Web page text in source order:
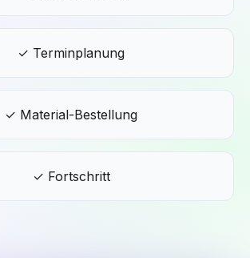
✓ Terminplanung
✓ Material-Bestellung
✓ Fortschritt